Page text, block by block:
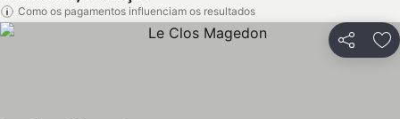
Como os pagamentos influenciam os resultados
Partilhar